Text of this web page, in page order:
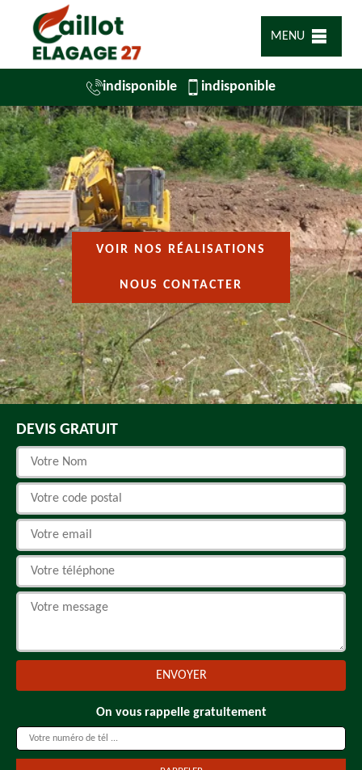
MENU
indisponible indisponible
VOIR NOS RÉALISATIONS
NOUS CONTACTER
DEVIS GRATUIT
On vous rappelle gratuitement